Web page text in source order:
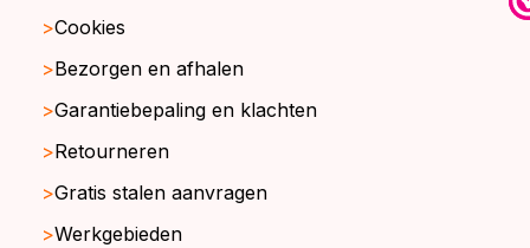
Cookies
Bezorgen en afhalen
Garantiebepaling en klachten
Retourneren
Gratis stalen aanvragen
Werkgebieden